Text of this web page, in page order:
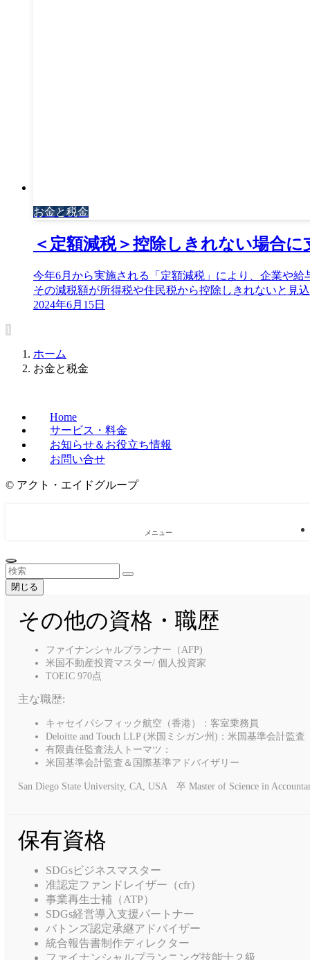
お金と税金
＜定額減税＞控除しきれない場合
今年6月から実施される「定額減税」により、企業や
その減税額が所得税や住民税から控除しきれないと見
2024年6月15日
1
ホーム
お金と税金
Home
サービス・料金
お知らせ＆お役立ち情報
お問い合せ
© アクト・エイドグループ
メニュー
閉じる
その他の資格・職歴
ファイナンシャルプランナー（AFP)
米国不動産投資マスター/ 個人投資家
TOEIC 970点
主な職歴:
キャセイパシフィック航空（香港）：客室乗務員
Deloitte and Touch LLP (米国ミシガン州)：米国基準会計監査
有限責任監査法人トーマツ：
米国基準会計監査＆国際基準アドバイザリー
San Diego State University, CA, USA 卒 Master of Science in
保有資格
SDGsビジネスマスター
准認定ファンドレイザー（cfr）
事業再生士補（ATP）
SDGs経営導入支援パートナー
バトンズ認定承継アドバイザー
統合報告書制作ディレクター